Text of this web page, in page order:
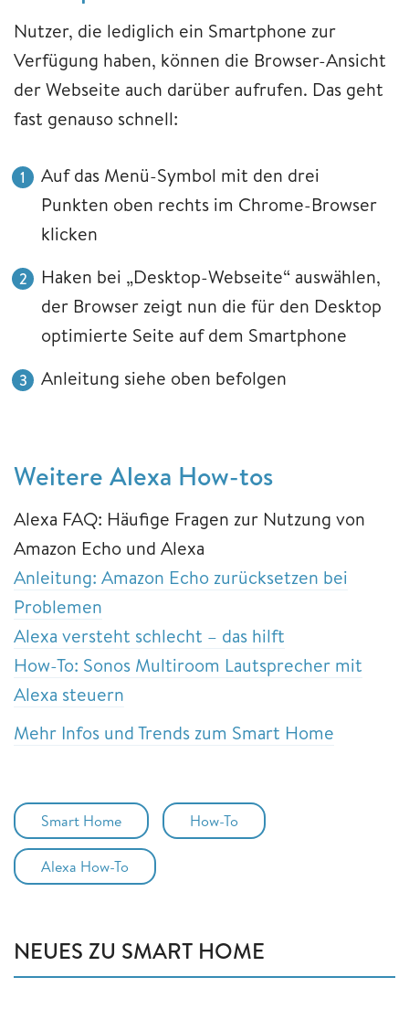
Nutzer, die lediglich ein Smartphone zur
Verfügung haben, können die Browser-Ansicht
der Webseite auch darüber aufrufen. Das geht
fast genauso schnell:
Auf das Menü-Symbol mit den drei
Punkten oben rechts im Chrome-Browser
klicken
Haken bei „Desktop-Webseite“ auswählen,
der Browser zeigt nun die für den Desktop
optimierte Seite auf dem Smartphone
Anleitung siehe oben befolgen
Weitere Alexa How-tos
Alexa FAQ: Häufige Fragen zur Nutzung von
Amazon Echo und Alexa
Anleitung: Amazon Echo zurücksetzen bei
Problemen
Alexa versteht schlecht – das hilft
How-To: Sonos Multiroom Lautsprecher mit
Alexa steuern
Mehr Infos und Trends zum Smart Home
Smart Home How-To
Alexa How-To
NEUES ZU SMART HOME